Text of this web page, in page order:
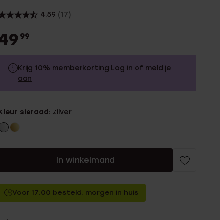
4.59 (17)
99
Krijg 10% memberkorting Log in of meld je
aan
Zonder memberkorting
sieraad: Zilver
In winkelmand
Voor 17:00 besteld, morgen in huis